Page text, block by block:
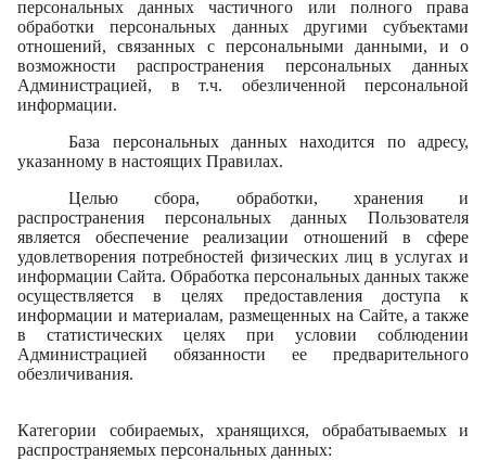
персональных данных частичного или полного права
обработки персональных данных другими субъектами
отношений, связанных с персональными данными, и о
возможности распространения персональных данных
Администрацией, в т.ч. обезличенной персональной
информации.
База персональных данных находится по адресу,
указанному в настоящих Правилах.
Целью сбора, обработки, хранения и
распространения персональных данных Пользователя
является обеспечение реализации отношений в сфере
удовлетворения потребностей физических лиц в услугах и
информации Сайта. Обработка персональных данных также
осуществляется в целях предоставления доступа к
информации и материалам, размещенных на Сайте, а также
в статистических целях при условии соблюдении
Администрацией обязанности ее предварительного
обезличивания.
Категории собираемых, хранящихся, обрабатываемых и
распространяемых персональных данных: